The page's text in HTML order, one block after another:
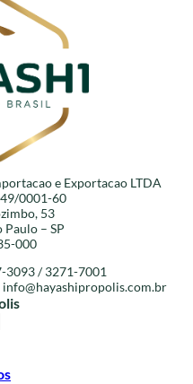
e Exportacao LTDA
0001-60
53
Paulo – SP
000
3093 / 3271-7001
info@hayashipropolis.com.br